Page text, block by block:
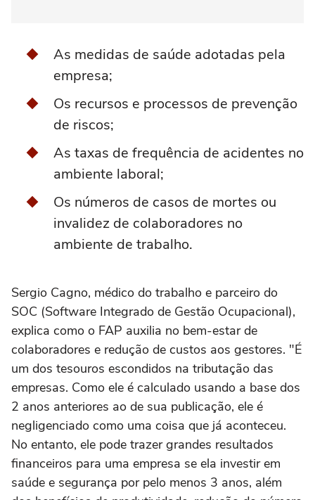
As medidas de saúde adotadas pela
empresa;
Os recursos e processos de prevenção
de riscos;
As taxas de frequência de acidentes no
ambiente laboral;
Os números de casos de mortes ou
invalidez de colaboradores no
ambiente de trabalho.
Sergio Cagno, médico do trabalho e parceiro do
SOC (Software Integrado de Gestão Ocupacional),
explica como o FAP auxilia no bem-estar de
colaboradores e redução de custos aos gestores. "É
um dos tesouros escondidos na tributação das
empresas. Como ele é calculado usando a base dos
2 anos anteriores ao de sua publicação, ele é
negligenciado como uma coisa que já aconteceu.
No entanto, ele pode trazer grandes resultados
financeiros para uma empresa se ela investir em
saúde e segurança por pelo menos 3 anos, além